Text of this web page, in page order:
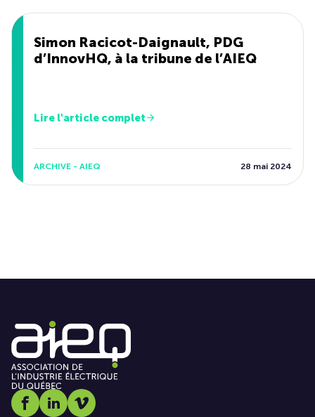
Simon Racicot-Daignault, PDG
d’InnovHQ, à la tribune de l’AIEQ
Lire l'article complet
ARCHIVE - AIEQ 28 mai 2024
Social media link icon-facebook
Social media link icon-linkedin
Social media link icon-vimeo